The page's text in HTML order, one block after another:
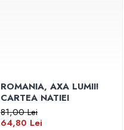
ROMANIA, AXA LUMII!
CARTEA NATIEI
81,00 Lei
64,80 Lei